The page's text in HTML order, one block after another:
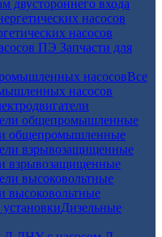
двустороннего входа
насосов
Запчасти для
Все
насосов
общепромышленные
взрывозащищенные
высоковольтные
Дизельные